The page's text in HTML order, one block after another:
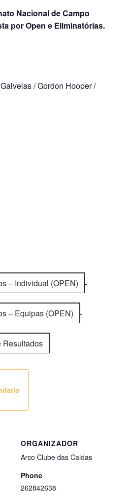
Nacional de Campo
por Open e Eliminatórias.
/ Gordon Hooper /
– Individual (OPEN)
– Equipas (OPEN)
Resultados
ORGANIZADOR
Arco Clube das Caldas
Phone
262842638